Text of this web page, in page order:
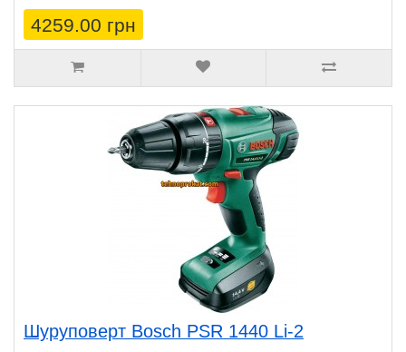
4259.00 грн
Шуруповерт Bosch PSR 1440 Li-2